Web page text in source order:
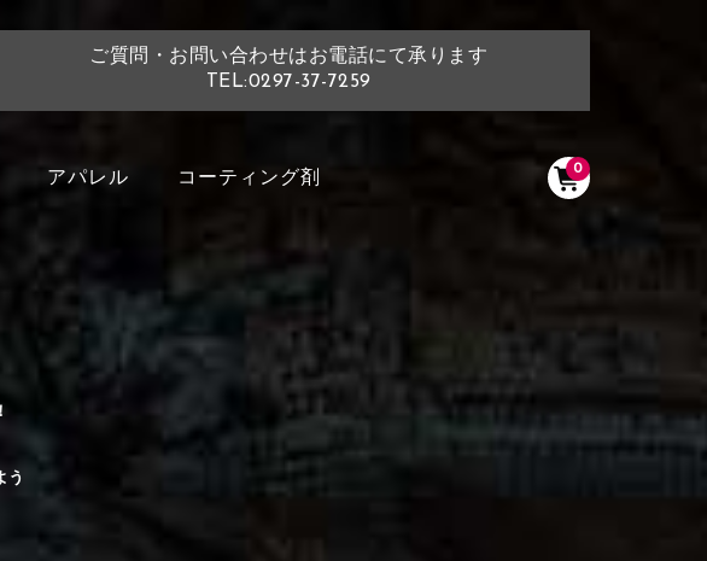
ご質問・お問い合わせはお電話にて承ります
TEL:0297-37-7259
0
アパレル コーティング剤
赤く塗られている場所を選択
ください
赤く塗られている部分にカラ
ー選択ください
う